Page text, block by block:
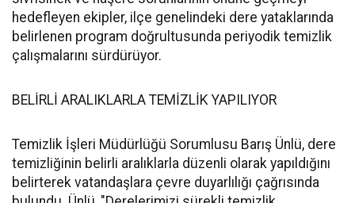
hedefleyen ekipler, ilçe genelindeki dere yataklarında
belirlenen program doğrultusunda periyodik temizlik
çalışmalarını sürdürüyor.
BELİRLİ ARALIKLARLA TEMİZLİK YAPILIYOR
Temizlik İşleri Müdürlüğü Sorumlusu Barış Ünlü, dere
temizliğinin belirli aralıklarla düzenli olarak yapıldığını
belirterek vatandaşlara çevre duyarlılığı çağrısında